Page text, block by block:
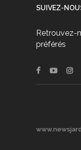
SUIVEZ-
Retrouvez-
préférés